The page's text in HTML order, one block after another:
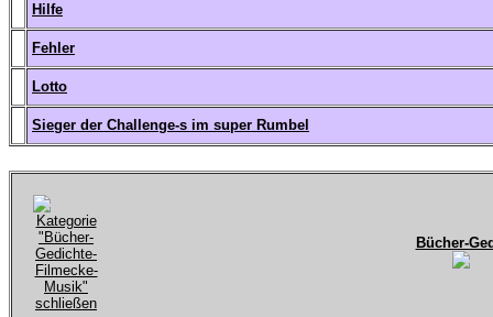
Hilfe
Fehler
Lotto
Sieger der Challenge-s im super Rumbel
Bücher-